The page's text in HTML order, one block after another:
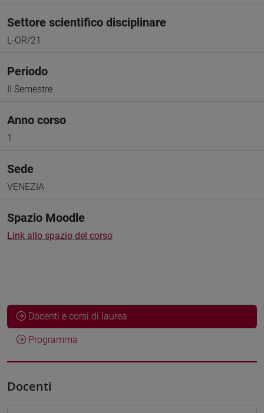
Settore scientifico disciplinare
L-OR/21
Periodo
II Semestre
Anno corso
1
Sede
VENEZIA
Spazio Moodle
Link allo spazio del corso
Docenti e corsi di laurea
Programma
Docenti